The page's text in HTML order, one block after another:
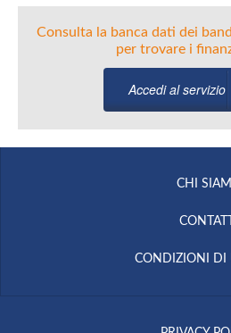
Consulta la banca dati dei
per trovare i
Accedi al servizio
CHI
CONTATTI
CONDIZIONI DI